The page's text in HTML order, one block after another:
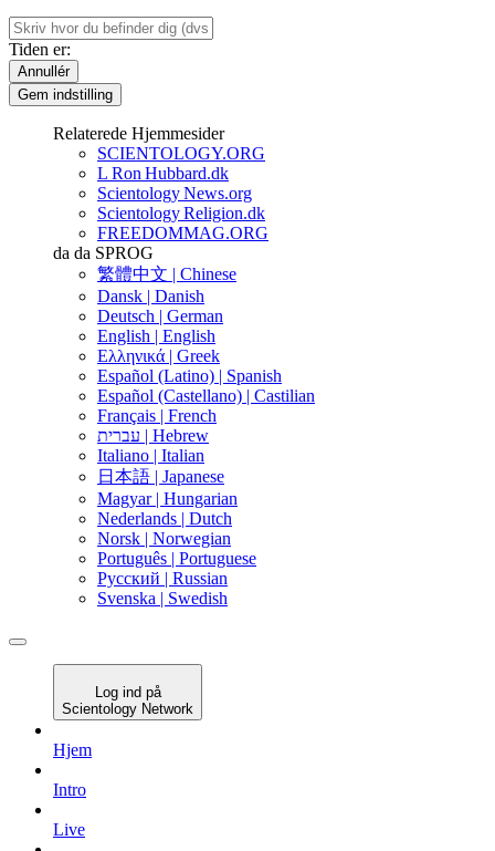
Tiden er:
Annullér
Gem indstilling
Relaterede Hjemmesider
SCIENTOLOGY.ORG
L Ron Hubbard.dk
Scientology News.org
Scientology Religion.dk
FREEDOMMAG.ORG
da da SPROG
繁體中文 | Chinese
Dansk | Danish
Deutsch | German
English | English
Ελληνικά | Greek
Español (Latino) | Spanish
Español (Castellano) | Castilian
Français | French
עברית | Hebrew
Italiano | Italian
日本語 | Japanese
Magyar | Hungarian
Nederlands | Dutch
Norsk | Norwegian
Português | Portuguese
Русский | Russian
Svenska | Swedish
Log ind på
Scientology Network
Hjem
Intro
Live